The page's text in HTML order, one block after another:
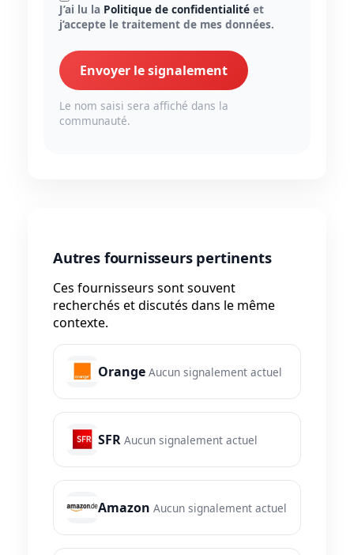
J’ai lu la Politique de confidentialité et
j’accepte le traitement de mes données.
Envoyer le signalement
Le nom saisi sera affiché dans la
communauté.
Autres fournisseurs pertinents
Ces fournisseurs sont souvent
recherchés et discutés dans le même
contexte.
Orange Aucun signalement actuel
SFR Aucun signalement actuel
Amazon Aucun signalement actuel